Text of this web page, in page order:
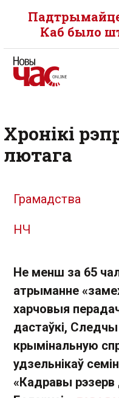
Каб было
Хронікі
лютага
Грамадства
НЧ
Не менш за 65
атрыманне
харчовыя
дастаўкі, Следчы
крымінальную
удзельнікаў
«Кадравы рэзерв